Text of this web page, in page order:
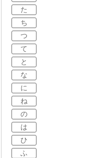
た
ち
つ
て
と
な
に
ね
の
は
ひ
ふ